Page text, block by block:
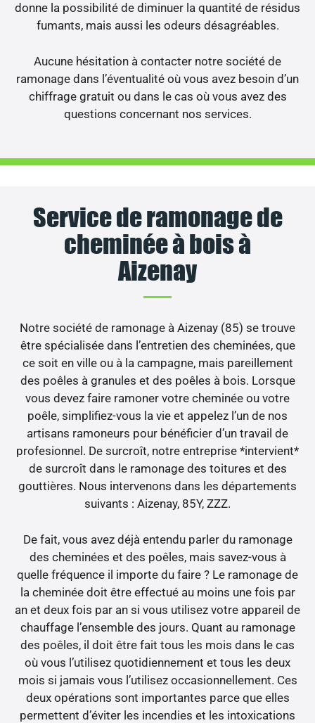
donne la possibilité de diminuer la quantité de résidus
fumants, mais aussi les odeurs désagréables.
Aucune hésitation à contacter notre société de
ramonage dans l’éventualité où vous avez besoin d’un
chiffrage gratuit ou dans le cas où vous avez des
questions concernant nos services.
Service de ramonage de
cheminée à bois à
Aizenay
Notre société de ramonage à Aizenay (85) se trouve
être spécialisée dans l’entretien des cheminées, que
ce soit en ville ou à la campagne, mais pareillement
des poêles à granules et des poêles à bois. Lorsque
vous devez faire ramoner votre cheminée ou votre
poêle, simplifiez-vous la vie et appelez l’un de nos
artisans ramoneurs pour bénéficier d’un travail de
profesionnel. De surcroît, notre entreprise *intervient*
de surcroît dans le ramonage des toitures et des
gouttières. Nous intervenons dans les départements
suivants : Aizenay, 85Y, ZZZ.
De fait, vous avez déjà entendu parler du ramonage
des cheminées et des poêles, mais savez-vous à
quelle fréquence il importe du faire ? Le ramonage de
la cheminée doit être effectué au moins une fois par
an et deux fois par an si vous utilisez votre appareil de
chauffage l’ensemble des jours. Quant au ramonage
des poêles, il doit être fait tous les mois dans le cas
où vous l’utilisez quotidiennement et tous les deux
mois si jamais vous l’utilisez occasionnellement. Ces
deux opérations sont importantes parce que elles
permettent d’éviter les incendies et les intoxications